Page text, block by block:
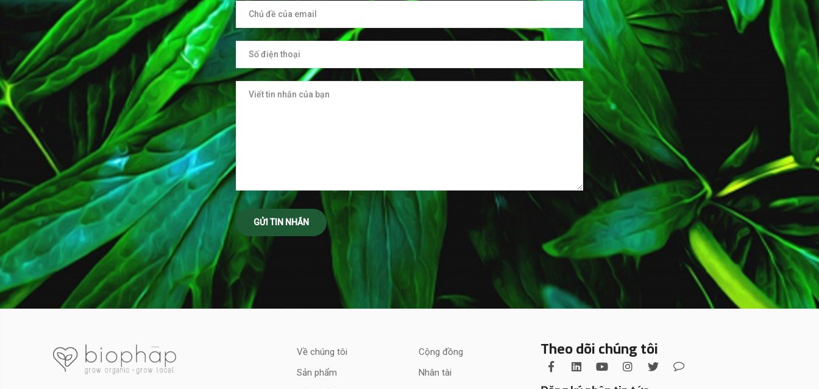
Về chúng tôi
Sản phẩm
Cộng đồng
Nhân tài
Theo dõi chúng tôi